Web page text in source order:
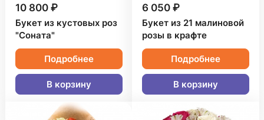
10 800 ₽
Букет из кустовых роз
"Соната"
Подробнее
В корзину
6 050 ₽
Букет из 21 малиновой
розы в крафте
Подробнее
В корзину